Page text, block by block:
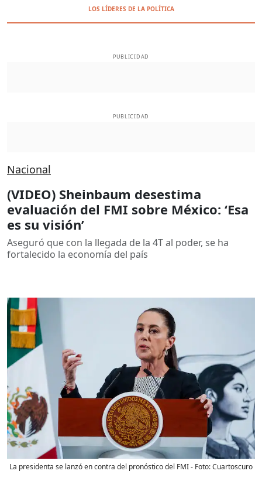
LOS LÍDERES DE LA POLÍTICA
PUBLICIDAD
PUBLICIDAD
Nacional
(VIDEO) Sheinbaum desestima
evaluación del FMI sobre México: ‘Esa
es su visión’
Aseguró que con la llegada de la 4T al poder, se ha
fortalecido la economía del país
La presidenta se lanzó en contra del pronóstico del FMI- Foto:Cuartoscuro